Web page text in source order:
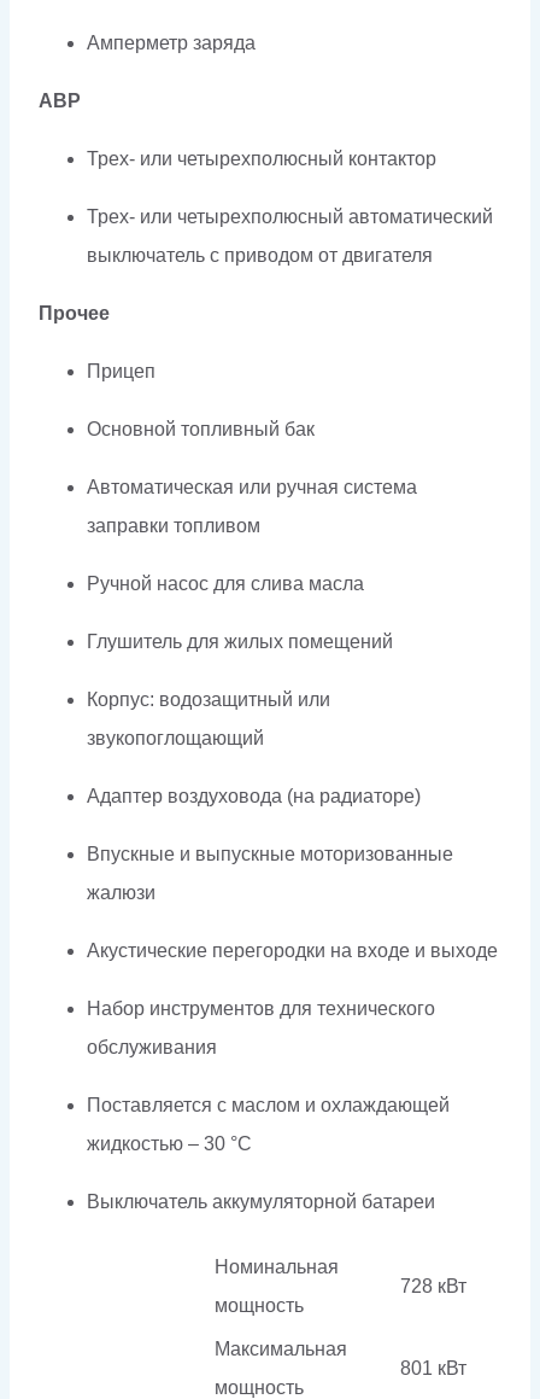
Амперметр заряда
АВР
Трех- или четырехполюсный контактор
Трех- или четырехполюсный автоматический
выключатель с приводом от двигателя
Прочее
Прицеп
Основной топливный бак
Автоматическая или ручная система
заправки топливом
Ручной насос для слива масла
Глушитель для жилых помещений
Корпус: водозащитный или
звукопоглощающий
Адаптер воздуховода (на радиаторе)
Впускные и выпускные моторизованные
жалюзи
Акустические перегородки на входе и выходе
Набор инструментов для технического
обслуживания
Поставляется с маслом и охлаждающей
жидкостью – 30 °C
Выключатель аккумуляторной батареи
Номинальная
мощность
728 кВт
Максимальная
мощность
801 кВт